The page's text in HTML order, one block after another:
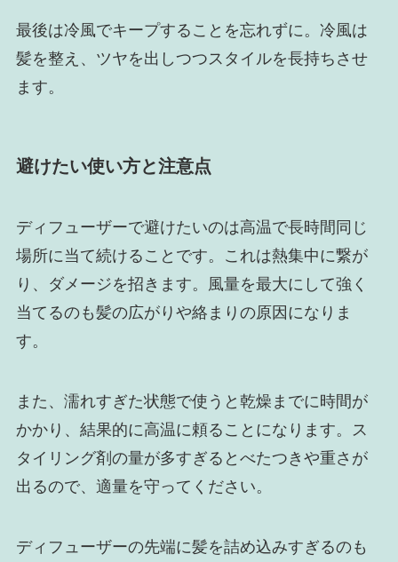
最後は冷風でキープすることを忘れずに。冷風は
髪を整え、ツヤを出しつつスタイルを長持ちさせ
ます。
避けたい使い方と注意点
ディフューザーで避けたいのは高温で長時間同じ
場所に当て続けることです。これは熱集中に繋が
り、ダメージを招きます。風量を最大にして強く
当てるのも髪の広がりや絡まりの原因になりま
す。
また、濡れすぎた状態で使うと乾燥までに時間が
かかり、結果的に高温に頼ることになります。ス
タイリング剤の量が多すぎるとべたつきや重さが
出るので、適量を守ってください。
ディフューザーの先端に髪を詰め込みすぎるのも